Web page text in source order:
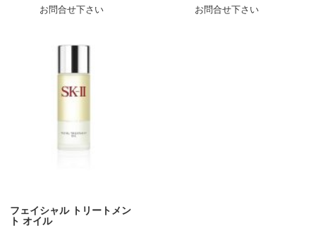
お問合せ下さい
お問合せ下さい
フェイシャル トリートメン
ト オイル